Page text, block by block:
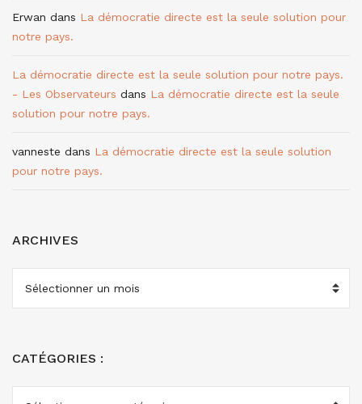
Erwan dans La démocratie directe est la seule solution pour
notre pays.
La démocratie directe est la seule solution pour notre pays.
- Les Observateurs dans La démocratie directe est la seule
solution pour notre pays.
vanneste dans La démocratie directe est la seule solution
pour notre pays.
ARCHIVES
ARCHIVES
CATÉGORIES :
CATÉGORIES